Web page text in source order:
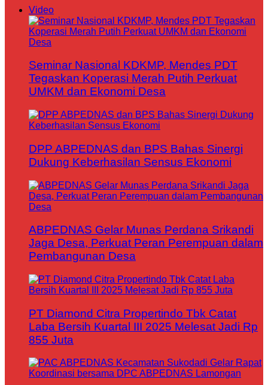
Video
Seminar Nasional KDKMP, Mendes PDT
Tegaskan Koperasi Merah Putih Perkuat
UMKM dan Ekonomi Desa
DPP ABPEDNAS dan BPS Bahas Sinergi
Dukung Keberhasilan Sensus Ekonomi
ABPEDNAS Gelar Munas Perdana Srikandi
Jaga Desa, Perkuat Peran Perempuan dalam
Pembangunan Desa
PT Diamond Citra Propertindo Tbk Catat
Laba Bersih Kuartal III 2025 Melesat Jadi Rp
855 Juta